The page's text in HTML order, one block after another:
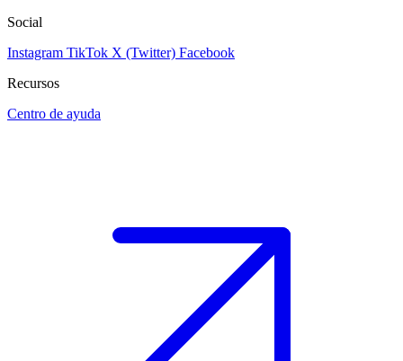
Social
Instagram TikTok X (Twitter) Facebook
Recursos
Centro de ayuda